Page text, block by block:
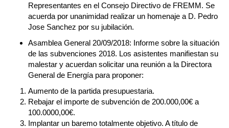
Representantes en el Consejo Directivo de FREMM. Se
acuerda por unanimidad realizar un homenaje a D. Pedro
Jose Sanchez por su jubilación.
Asamblea General 20/09/2018: Informe sobre la situación
de las subvenciones 2018. Los asistentes manifiestan su
malestar y acuerdan solicitar una reunión a la Directora
General de Energía para proponer:
Aumento de la partida presupuestaria.
Rebajar el importe de subvención de 200.000,00€ a
100.0000,00€.
Implantar un baremo totalmente objetivo. A título de